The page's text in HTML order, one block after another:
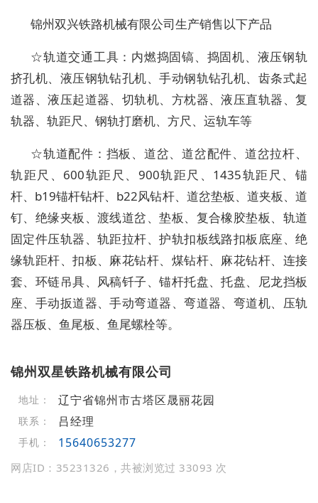
锦州双兴铁路机械有限公司生产销售以下产品
☆轨道交通工具：内燃捣固镐、捣固机、液压钢轨
挤孔机、液压钢轨钻孔机、手动钢轨钻孔机、齿条式起
道器、液压起道器、切轨机、方枕器、液压直轨器、复
轨器、轨距尺、钢轨打磨机、方尺、运轨车等
☆轨道配件：挡板、道岔、道岔配件、道岔拉杆、
轨距尺、600轨距尺、900轨距尺、1435轨距尺、锚
杆、b19锚杆钻杆、b22风钻杆、道岔垫板、道夹板、道
钉、绝缘夹板、渡线道岔、垫板、复合橡胶垫板、轨道
固定件压轨器、轨距拉杆、护轨扣板线路扣板底座、绝
缘轨距杆、扣板、麻花钻杆、煤钻杆、麻花钻杆、连接
套、环链吊具、风稿钎子、锚杆托盘、托盘、尼龙挡板
座、手动扳道器、手动弯道器、弯道器、弯道机、压轨
器压板、鱼尾板、鱼尾螺栓等。
锦州双星铁路机械有限公司
地址： 辽宁省锦州市古塔区晟丽花园
联系： 吕经理
手机： 15640653277
网店ID：35231326，共被浏览过 33093 次